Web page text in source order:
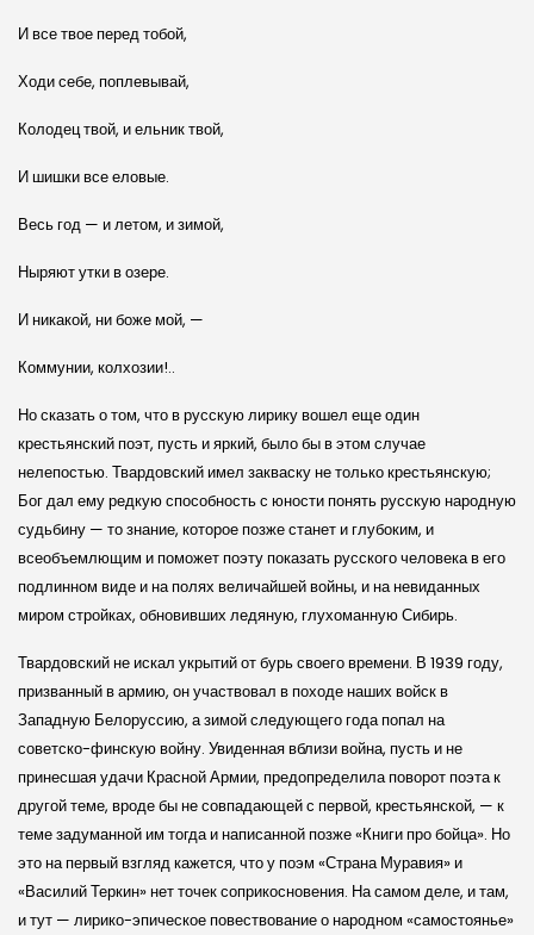
И все твое перед тобой,
Ходи себе, поплевывай,
Колодец твой, и ельник твой,
И шишки все еловые.
Весь год — и летом, и зимой,
Ныряют утки в озере.
И никакой, ни боже мой, —
Коммунии, колхозии!..
Но сказать о том, что в русскую лирику вошел еще один
крестьянский поэт, пусть и яркий, было бы в этом случае
нелепостью. Твардовский имел закваску не только крестьянскую;
Бог дал ему редкую способность с юности понять русскую народную
судьбину — то знание, которое позже станет и глубоким, и
всеобъемлющим и поможет поэту показать русского человека в его
подлинном виде и на полях величайшей войны, и на невиданных
миром стройках, обновивших ледяную, глухоманную Сибирь.
Твардовский не искал укрытий от бурь своего времени. В 1939 году,
призванный в армию, он участвовал в походе наших войск в
Западную Белоруссию, а зимой следующего года попал на
советско-финскую войну. Увиденная вблизи война, пусть и не
принесшая удачи Красной Армии, предопределила поворот поэта к
другой теме, вроде бы не совпадающей с первой, крестьянской, — к
теме задуманной им тогда и написанной позже «Книги про бойца». Но
это на первый взгляд кажется, что у поэм «Страна Муравия» и
«Василий Теркин» нет точек соприкосновения. На самом деле, и там,
и тут — лирико-эпическое повествование о народном «самостоянье»